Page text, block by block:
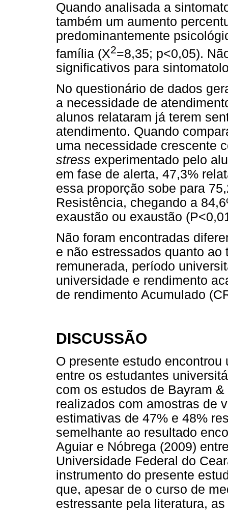
Quando analisada a
também um aumento
predominantemente
família (X2=8,35; p<0,05).
significativos para
No questionário de dados
a necessidade de
alunos relataram já terem
atendimento. Quando
uma necessidade crescente
stress experimentado pelo
em fase de alerta, 47,3%
essa proporção sobe para
Resistência, chegando a
exaustão ou exaustão
Não foram encontradas
e não estressados quanto
remunerada, período
universidade e rendimento
de rendimento Acumulado
DISCUSSÃO
O presente estudo
entre os estudantes
com os estudos de Bayram
realizados com amostras de
estimativas de 47% e 48%
semelhante ao resultado
Aguiar e Nóbrega (2009)
Universidade Federal do
instrumento do presente
que, apesar de o curso de
estressante pela literatura,